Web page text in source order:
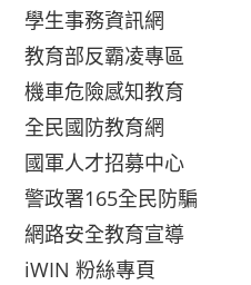
學生事務資訊網
教育部反霸凌專區
機車危險感知教育
全民國防教育網
國軍人才招募中心
警政署165全民防騙
網路安全教育宣導
iWIN 粉絲專頁